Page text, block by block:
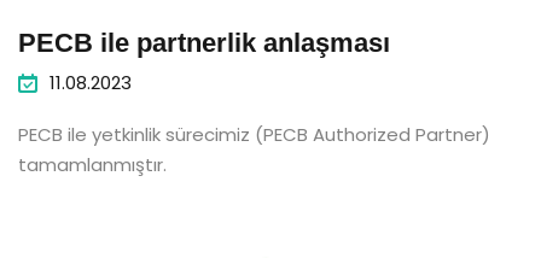
PECB ile partnerlik anlaşması
11.08.2023
PECB ile yetkinlik sürecimiz (PECB Authorized Partner)
tamamlanmıştır.